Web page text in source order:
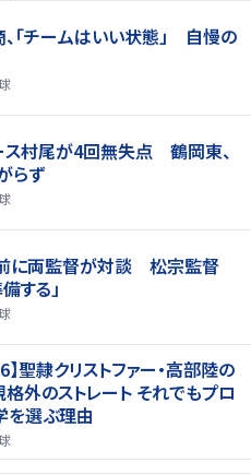
「チームはいい状態」 自慢の
ス村尾が4回無失点 鶴岡東、
らず
に両監督が対談 松宗監督
する」
聖隷クリストファー・高部陸の
格外のストレート それでもプロ
を選ぶ理由